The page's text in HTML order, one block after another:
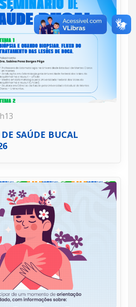
SAÚDE BUCAL